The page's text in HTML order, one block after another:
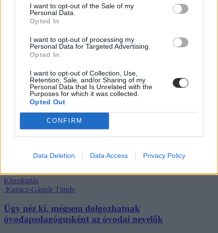
I want to opt-out of the Sale of my
Personal Data.
Opted In
I want to opt-out of processing my
Personal Data for Targeted Advertising.
Opted In
I want to opt-out of Collection, Use,
Retention, Sale, and/or Sharing of my
Personal Data that Is Unrelated with the
Purposes for which it was collected.
Opted Out
CONFIRM
Data Deletion Data Access Privacy Policy
Mikor pihenhettek még 2026-ban? Itt van az összes
hosszú hétvége és tanítási szünet
Még három hosszabb pihenő vár rátok idén: mutatjuk a dátumokat.
Campus life
Kovács Dóri
Lannert Judit: Rugalmasabb napkezdés, hosszabb
szünetek és több mozgás jöhet az alsó tagozatokban
szeptembertől
Tizennégy pontos szakmai javaslatcsomagot kaptak az általános
iskolák, amelynek célja, hogy csökkenjen az alsó tagozatos diákok
terhelése, és több idő jusson mozgásra, kreatív tevékenységekre,
tanévtől alkalmazhatják az ajánlásokat – írta Facebook-oldalán
Közoktatás
Kurucz-Gáspár Tünde
Úgy néz ki, mégsem dolgozhatnak
óvodapedagógusként az óvodai nevelők